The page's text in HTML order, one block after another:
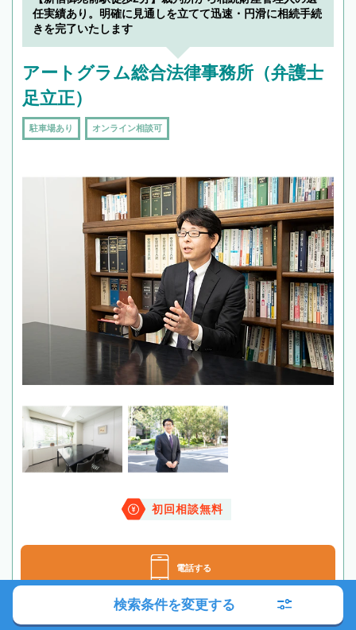
任実績あり。明確に見通しを立てて迅速・円滑に相続手続
きを完了いたします
アートグラム総合法律事務所（弁護士
足立正）
駐車場あり オンライン相談可
初回相談無料
電話する
メールする
検索条件を変更する